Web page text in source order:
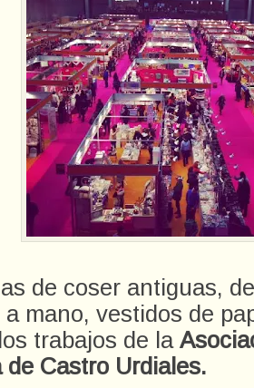
de coser antiguas,
a mano, vestidos de
trabajos de la
de Castro Urdiales.